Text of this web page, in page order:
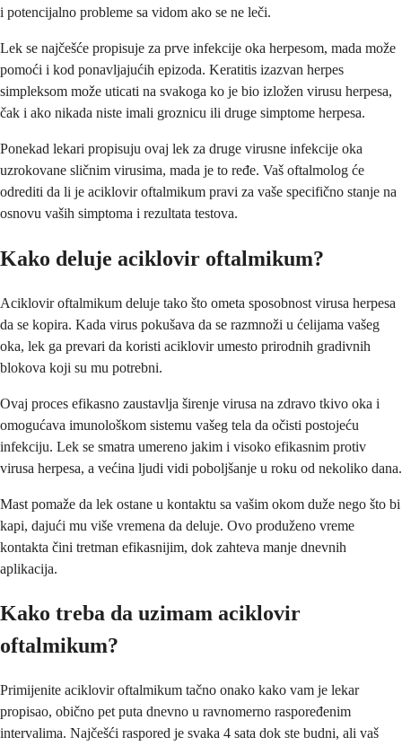
i potencijalno probleme sa vidom ako se ne leči.
Lek se najčešće propisuje za prve infekcije oka herpesom, mada može
pomoći i kod ponavljajućih epizoda. Keratitis izazvan herpes
simpleksom može uticati na svakoga ko je bio izložen virusu herpesa,
čak i ako nikada niste imali groznicu ili druge simptome herpesa.
Ponekad lekari propisuju ovaj lek za druge virusne infekcije oka
uzrokovane sličnim virusima, mada je to ređe. Vaš oftalmolog će
odrediti da li je aciklovir oftalmikum pravi za vaše specifično stanje na
osnovu vaših simptoma i rezultata testova.
Kako deluje aciklovir oftalmikum?
Aciklovir oftalmikum deluje tako što ometa sposobnost virusa herpesa
da se kopira. Kada virus pokušava da se razmnoži u ćelijama vašeg
oka, lek ga prevari da koristi aciklovir umesto prirodnih gradivnih
blokova koji su mu potrebni.
Ovaj proces efikasno zaustavlja širenje virusa na zdravo tkivo oka i
omogućava imunološkom sistemu vašeg tela da očisti postojeću
infekciju. Lek se smatra umereno jakim i visoko efikasnim protiv
virusa herpesa, a većina ljudi vidi poboljšanje u roku od nekoliko dana.
Mast pomaže da lek ostane u kontaktu sa vašim okom duže nego što bi
kapi, dajući mu više vremena da deluje. Ovo produženo vreme
kontakta čini tretman efikasnijim, dok zahteva manje dnevnih
aplikacija.
Kako treba da uzimam aciklovir
oftalmikum?
Primijenite aciklovir oftalmikum tačno onako kako vam je lekar
propisao, obično pet puta dnevno u ravnomerno raspoređenim
intervalima. Najčešći raspored je svaka 4 sata dok ste budni, ali vaš